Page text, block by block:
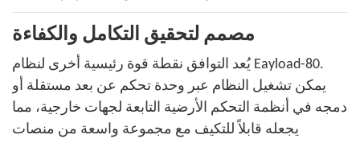
مصمم لتحقيق التكامل والكفاءة
يُعد التوافق نقطة قوة رئيسية أخرى لنظام Eayload-80.
يمكن تشغيل النظام عبر وحدة تحكم عن بعد مستقلة أو
دمجه في أنظمة التحكم الأرضية التابعة لجهات خارجية، مما
يجعله قابلاً للتكيف مع مجموعة واسعة من منصات